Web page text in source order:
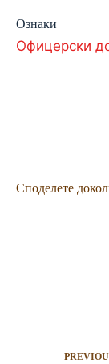
Ознаки
Офицерски
Споделете